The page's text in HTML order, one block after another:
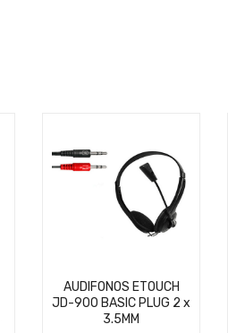
AUDIFONOS ETOUCH
JD-900 BASIC PLUG 2 x
3.5MM